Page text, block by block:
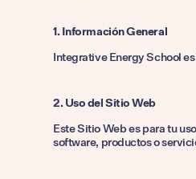
1. Información General
Integrative Energy School
2. Uso del Sitio Web
Este Sitio Web es para tu
software, productos o